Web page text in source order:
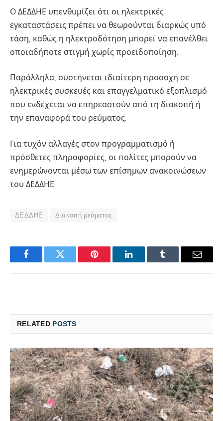
Ο ΔΕΔΔΗΕ υπενθυμίζει ότι οι ηλεκτρικές
εγκαταστάσεις πρέπει να θεωρούνται διαρκώς υπό
τάση, καθώς η ηλεκτροδότηση μπορεί να επανέλθει
οποιαδήποτε στιγμή χωρίς προειδοποίηση.
Παράλληλα, συστήνεται ιδιαίτερη προσοχή σε
ηλεκτρικές συσκευές και επαγγελματικό εξοπλισμό
που ενδέχεται να επηρεαστούν από τη διακοπή ή
την επαναφορά του ρεύματος.
Για τυχόν αλλαγές στον προγραμματισμό ή
πρόσθετες πληροφορίες, οι πολίτες μπορούν να
ενημερώνονται μέσω των επίσημων ανακοινώσεων
του ΔΕΔΔΗΕ.
ΔΕΔΔΗΕ Διακοπή ρεύματος
FacebookTwitter Pinterest LinkedInTumblr Email
RELATED POSTS